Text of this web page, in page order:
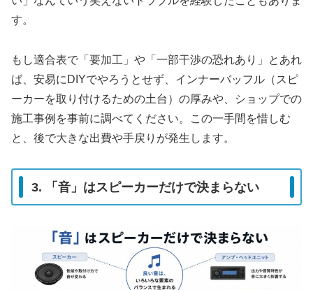
す。
もし適合表で「要加工」や「一部干渉の恐れあり」とあれ
ば、安易にDIYでやろうとせず、インナーバッフル（スピ
ーカーを取り付けるための土台）の厚みや、ショップでの
施工事例を事前に調べてください。この一手間を惜しむ
と、後で大きな出費や手戻りが発生します。
3. 「音」はスピーカーだけで決まらない